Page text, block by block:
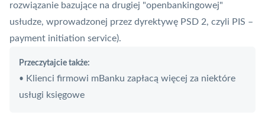
rozwiązanie bazujące na drugiej "openbankingowej"
usłudze, wprowadzonej przez dyrektywę PSD 2, czyli PIS –
payment initiation service).
Przeczytajcie także:
• Klienci firmowi mBanku zapłacą więcej za niektóre
usługi księgowe